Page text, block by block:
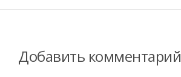
Добавить комментарий